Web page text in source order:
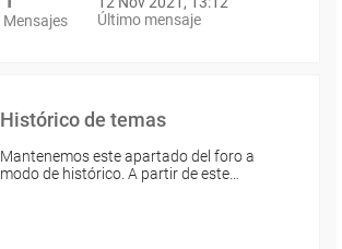
Mensajes
Último mensaje
Histórico de temas
Mantenemos este apartado del foro a
modo de histórico. A partir de este…